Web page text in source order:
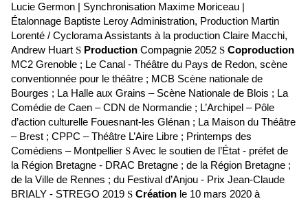
Lucie Germon | Synchronisation Maxime Moriceau |
Étalonnage Baptiste Leroy Administration, Production Martin
Lorenté / Cyclorama Assistants à la production Claire Macchi,
Andrew Huart S Production Compagnie 2052 S Coproduction
MC2 Grenoble ; Le Canal - Théâtre du Pays de Redon, scène
conventionnée pour le théâtre ; MCB Scène nationale de
Bourges ; La Halle aux Grains – Scène Nationale de Blois ; La
Comédie de Caen – CDN de Normandie ; L’Archipel – Pôle
d’action culturelle Fouesnant-les Glénan ; La Maison du Théâtre
– Brest ; CPPC – Théâtre L’Aire Libre ; Printemps des
Comédiens – Montpellier SAvec le soutien de l’État - préfet de
la Région Bretagne - DRAC Bretagne ; de la Région Bretagne ;
de la Ville de Rennes ; du Festival d’Anjou - Prix Jean-Claude
BRIALY - STREGO 2019 S Création le 10 mars 2020 à